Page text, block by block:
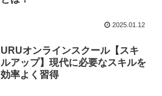
2025.01.12
URUオンラインスクール【スキ
ルアップ】現代に必要なスキルを
効率よく習得